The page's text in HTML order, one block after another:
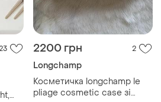
2200 грн 2
Longchamp
Косметичкa longchamp le
pliage cosmetic case зі